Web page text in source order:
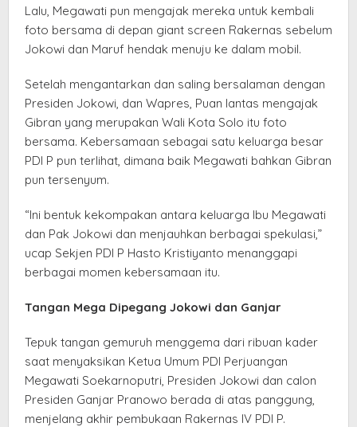
Lalu, Megawati pun mengajak mereka untuk kembali
foto bersama di depan giant screen Rakernas sebelum
Jokowi dan Maruf hendak menuju ke dalam mobil.
Setelah mengantarkan dan saling bersalaman dengan
Presiden Jokowi, dan Wapres, Puan lantas mengajak
Gibran yang merupakan Wali Kota Solo itu foto
bersama. Kebersamaan sebagai satu keluarga besar
PDI P pun terlihat, dimana baik Megawati bahkan Gibran
pun tersenyum.
“Ini bentuk kekompakan antara keluarga Ibu Megawati
dan Pak Jokowi dan menjauhkan berbagai spekulasi,”
ucap Sekjen PDI P Hasto Kristiyanto menanggapi
berbagai momen kebersamaan itu.
Tangan Mega Dipegang Jokowi dan Ganjar
Tepuk tangan gemuruh menggema dari ribuan kader
saat menyaksikan Ketua Umum PDI Perjuangan
Megawati Soekarnoputri, Presiden Jokowi dan calon
Presiden Ganjar Pranowo berada di atas panggung,
menjelang akhir pembukaan Rakernas IV PDI P.